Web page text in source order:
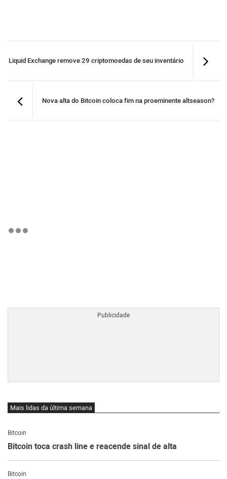
Liquid Exchange remove 29 criptomoedas de seu inventário
Nova alta do Bitcoin coloca fim na proeminente altseason?
Mais lidas da última semana
Bitcoin
Bitcoin toca crash line e reacende sinal de alta
Bitcoin